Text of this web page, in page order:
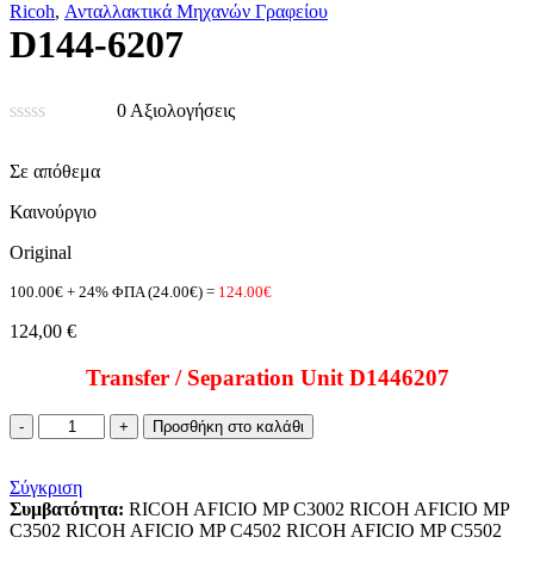
Ricoh, Ανταλλακτικά Μηχανών Γραφείου
D144-6207
0
5
0 Αξιολογήσεις
Σε απόθεμα
Καινούργιο
Original
100.00€ + 24% ΦΠΑ (24.00€) = 124.00€
124,00 €
Transfer / Separation Unit D1446207
D144-
6207
Προσθήκη στο καλάθι
Σύγκριση
Συμβατότητα: RICOH AFICIO MP C3002 RICOH AFICIO MP
C3502 RICOH AFICIO MP C4502 RICOH AFICIO MP C5502